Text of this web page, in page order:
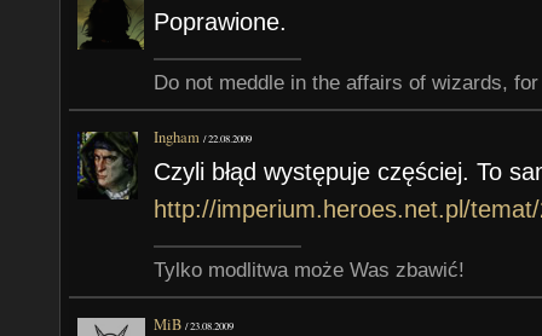
Poprawione.
Do not meddle in the affairs of wizards,
Ingham /22.08.2009
Czyli błąd występuje częściej. To
http://imperium.heroes.net.pl/
Tylko modlitwa może Was zbawić!
MiB /23.08.2009